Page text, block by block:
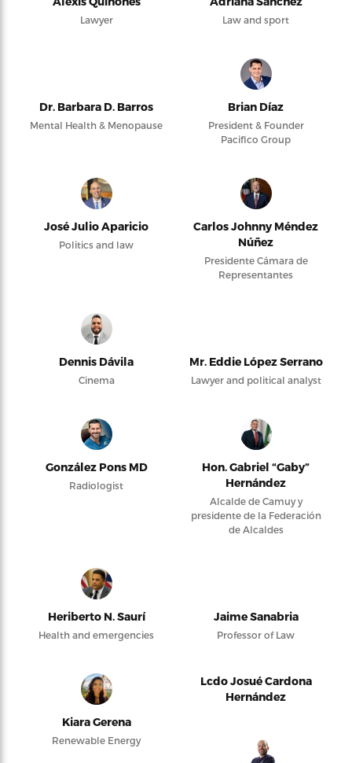
Lawyer Law and sport
Dr. Barbara D. Barros
Mental Health & Menopause
Brian Díaz
President & Founder
Pacifico Group
José Julio Aparicio
Politics and law
Carlos Johnny Méndez
Núñez
Presidente Cámara de
Representantes
Dennis Dávila
Cinema
Mr. Eddie López Serrano
Lawyer and political analyst
González Pons MD
Radiologist
Hon. Gabriel “Gaby”
Hernández
Alcalde de Camuy y
presidente de la Federación
de Alcaldes
Heriberto N. Saurí
Health and emergencies
Jaime Sanabria
Professor of Law
Kiara Gerena
Renewable Energy
Lcdo Josué Cardona
Hernández